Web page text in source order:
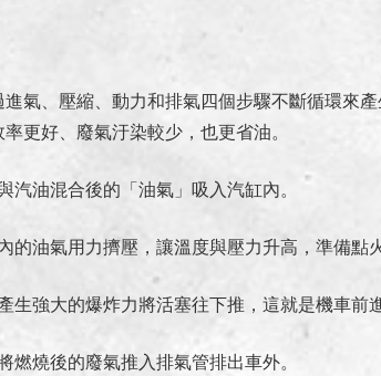
氣、壓縮、動力和排氣四個步驟不斷循環來
更好、廢氣汙染較少，也更省油。
油混合後的「油氣」吸入汽缸內。
油氣用力擠壓，讓溫度與壓力升高，準備點火
強大的爆炸力將活塞往下推，這就是機車前
燒後的廢氣推入排氣管排出車外。